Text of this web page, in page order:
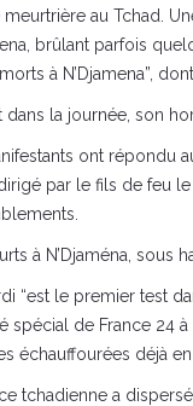
meurtrière au Tchad.
brûlant parfois
à N’Djamena”,
dans la journée, son
ont répondu
par le fils de feu
à N’Djaména, sous
“est le premier test
spécial de France 24
échauffourées déjà en
tchadienne a